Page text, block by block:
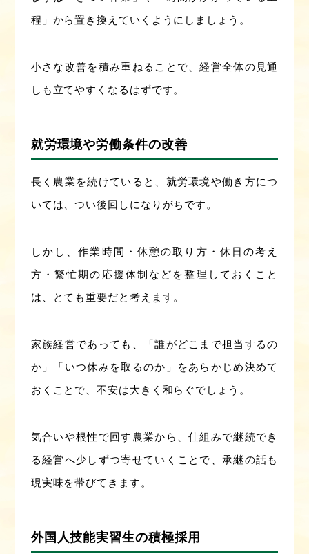
程」から置き換えていくようにしましょう。
小さな改善を積み重ねることで、経営全体の見通
しも立てやすくなるはずです。
就労環境や労働条件の改善
長く農業を続けていると、就労環境や働き方につ
いては、つい後回しになりがちです。
しかし、作業時間・休憩の取り方・休日の考え
方・繁忙期の応援体制などを整理しておくこと
は、とても重要だと考えます。
家族経営であっても、「誰がどこまで担当するの
か」「いつ休みを取るのか」をあらかじめ決めて
おくことで、不安は大きく和らぐでしょう。
気合いや根性で回す農業から、仕組みで継続でき
る経営へ少しずつ寄せていくことで、承継の話も
現実味を帯びてきます。
外国人技能実習生の積極採用